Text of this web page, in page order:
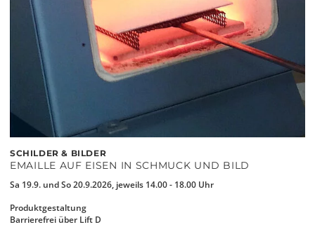
SCHILDER & BILDER
EMAILLE AUF EISEN IN SCHMUCK UND BILD
Sa 19.9. und So 20.9.2026, jeweils 14.00 - 18.00 Uhr
Produktgestaltung
Barrierefrei über Lift D